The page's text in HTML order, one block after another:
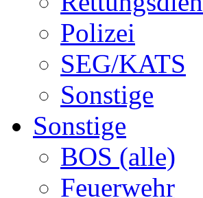
Polizei
SEG/KATS
Sonstige
Sonstige
BOS (alle)
Feuerwehr